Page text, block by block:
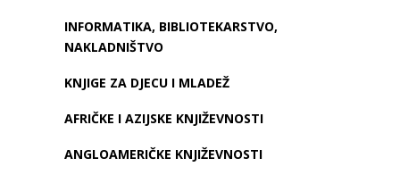
INFORMATIKA, BIBLIOTEKARSTVO,
NAKLADNIŠTVO
KNJIGE ZA DJECU I MLADEŽ
AFRIČKE I AZIJSKE KNJIŽEVNOSTI
ANGLOAMERIČKE KNJIŽEVNOSTI